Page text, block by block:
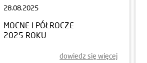
28.08.2025
MOCNE I PÓŁROCZE
2025 ROKU
dowiedz się więcej